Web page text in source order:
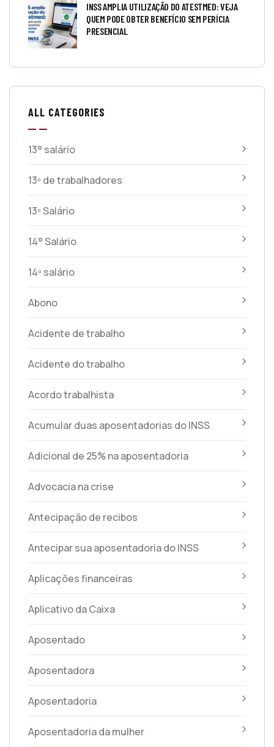
INSS AMPLIA UTILIZAÇÃO DO ATESTMED: VEJA
QUEM PODE OBTER BENEFÍCIO SEM PERÍCIA
PRESENCIAL
ALL CATEGORIES
13° salário
13º de trabalhadores
13º Salário
14° Salário
14º salário
Abono
Acidente de trabalho
Acidente do trabalho
Acordo trabalhista
Acumular duas aposentadorias do INSS
Adicional de 25% na aposentadoria
Advocacia na crise
Antecipação de recibos
Antecipar sua aposentadoria do INSS
Aplicações financeiras
Aplicativo da Caixa
Aposentado
Aposentadora
Aposentadoria
Aposentadoria da mulher